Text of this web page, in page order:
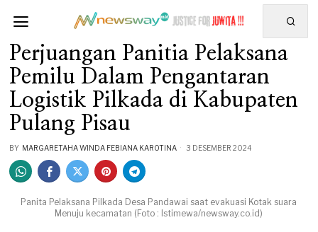
Perjuangan Panitia Pelaksana
Pemilu Dalam Pengantaran
Logistik Pilkada di Kabupaten
Pulang Pisau
BY MARGARETAHA WINDA FEBIANA KAROTINA 3 DESEMBER 2024
Panita Pelaksana Pilkada Desa Pandawai saat evakuasi Kotak suara
Menuju kecamatan (Foto : Istimewa/newsway.co.id)